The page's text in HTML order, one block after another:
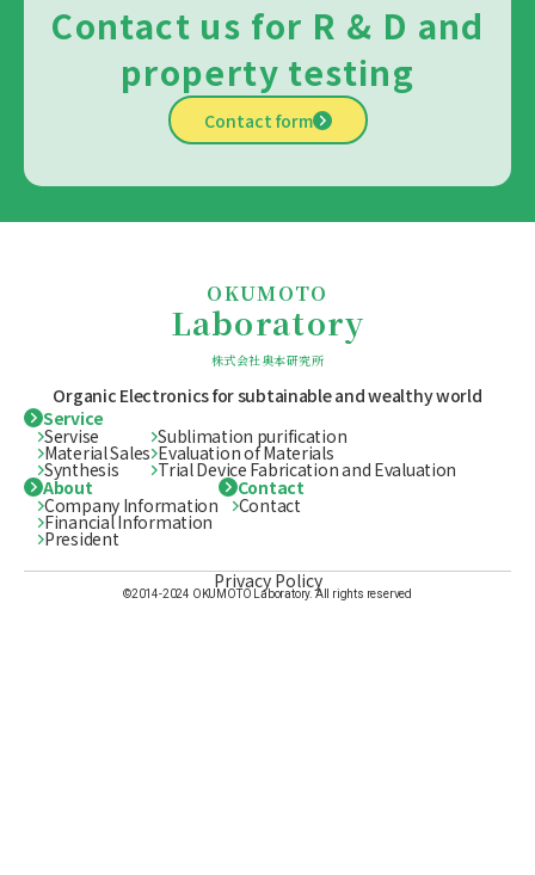
Contact us for R & D and
property testing
Contact form
OKUMOTO
Laboratory
株式会社奥本研究所
Organic Electronics for subtainableand wealthy world
Service
Servise
Material Sales
Synthesis
Sublimation purification
Evaluation of Materials
Trial Device Fabrication and Evaluation
About
Company Information
Financial Information
President
Contact
Contact
©2014-2024 OKUMOTO Laboratory. All rights reserved
Privacy Policy